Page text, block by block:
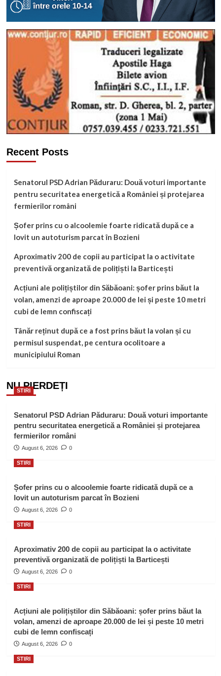
Recent Posts
Senatorul PSD Adrian Păduraru: Două voturi importante
pentru securitatea energetică a României și protejarea
fermierilor români
Șofer prins cu o alcoolemie foarte ridicată după ce a
lovit un autoturism parcat în Bozieni
Aproximativ 200 de copii au participat la o activitate
preventivă organizată de polițiști la Barticești
Acțiuni ale polițiștilor din Săbăoani: șofer prins băut la
volan, amenzi de aproape 20.000 de lei și peste 10 metri
cubi de lemn confiscați
Tânăr reținut după ce a fost prins băut la volan și cu
permisul suspendat, pe centura ocolitoare a
municipiului Roman
NU PIERDEȚI
STIRI
Senatorul PSD Adrian Păduraru: Două voturi importante
pentru securitatea energetică a României și protejarea
fermierilor români
August 6, 2026 0
STIRI
Șofer prins cu o alcoolemie foarte ridicată după ce a
lovit un autoturism parcat în Bozieni
August 6, 2026 0
STIRI
Aproximativ 200 de copii au participat la o activitate
preventivă organizată de polițiști la Barticești
August 6, 2026 0
STIRI
Acțiuni ale polițiștilor din Săbăoani: șofer prins băut la
volan, amenzi de aproape 20.000 de lei și peste 10 metri
cubi de lemn confiscați
August 6, 2026 0
STIRI